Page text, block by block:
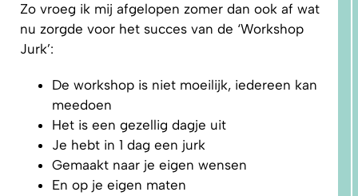
Zo vroeg ik mij afgelopen zomer dan ook af wat
nu zorgde voor het succes van de ‘Workshop
Jurk’:
De workshop is niet moeilijk, iedereen kan
meedoen
Het is een gezellig dagje uit
Je hebt in 1 dag een jurk
Gemaakt naar je eigen wensen
En op je eigen maten